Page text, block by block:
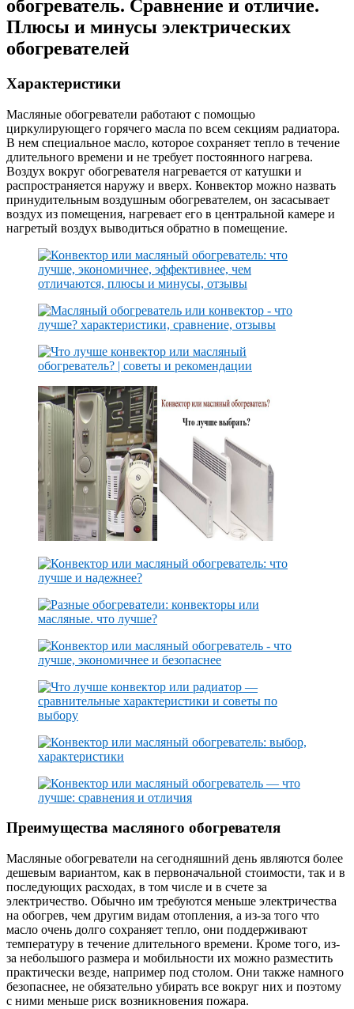
обогреватель. Сравнение и отличие.
Плюсы и минусы электрических
обогревателей
Характеристики
Масляные обогреватели работают с помощью
циркулирующего горячего масла по всем секциям радиатора.
В нем специальное масло, которое сохраняет тепло в течение
длительного времени и не требует постоянного нагрева.
Воздух вокруг обогревателя нагревается от катушки и
распространяется наружу и вверх. Конвектор можно назвать
принудительным воздушным обогревателем, он засасывает
воздух из помещения, нагревает его в центральной камере и
нагретый воздух выводиться обратно в помещение.
Преимущества масляного обогревателя
Масляные обогреватели на сегодняшний день являются более
дешевым вариантом, как в первоначальной стоимости, так и в
последующих расходах, в том числе и в счете за
электричество. Обычно им требуются меньше электричества
на обогрев, чем другим видам отопления, а из-за того что
масло очень долго сохраняет тепло, они поддерживают
температуру в течение длительного времени. Кроме того, из-
за небольшого размера и мобильности их можно разместить
практически везде, например под столом. Они также намного
безопаснее, не обязательно убирать все вокруг них и поэтому
с ними меньше риск возникновения пожара.